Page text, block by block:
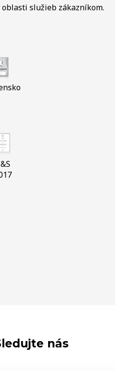
služieb zákazníkom.
nás